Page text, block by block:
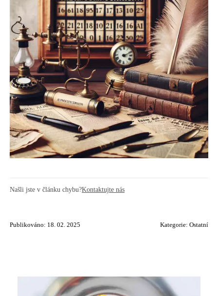
Našli jste v článku chybu?Kontaktujte nás
Publikováno: 18. 02. 2025 Kategorie: Ostatní